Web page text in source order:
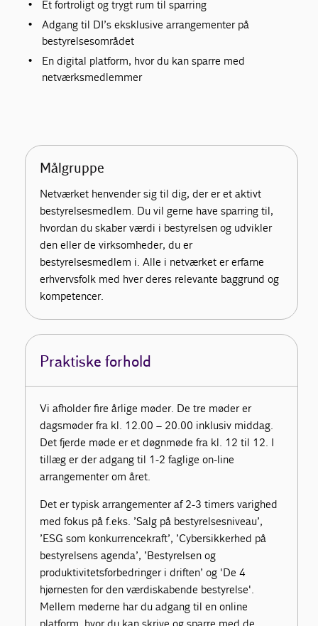
Et fortroligt og trygt rum til sparring
Adgang til DI’s eksklusive arrangementer på
bestyrelsesområdet
En digital platform, hvor du kan sparre med
netværksmedlemmer
Målgruppe
Netværket henvender sig til dig, der er et aktivt
bestyrelsesmedlem. Du vil gerne have sparring til,
hvordan du skaber værdi i bestyrelsen og udvikler
den eller de virksomheder, du er
bestyrelsesmedlem i. Alle i netværket er erfarne
erhvervsfolk med hver deres relevante baggrund og
kompetencer.
Praktiske forhold
Vi afholder fire årlige møder. De tre møder er
dagsmøder fra kl. 12.00 – 20.00 inklusiv middag.
Det fjerde møde er et døgnmøde fra kl. 12 til 12. I
tillæg er der adgang til 1-2 faglige on-line
arrangementer om året.
Det er typisk arrangementer af 2-3 timers varighed
med fokus på f.eks. ’Salg på bestyrelsesniveau’,
’ESG som konkurrencekraft’, ’Cybersikkerhed på
bestyrelsens agenda’, ’Bestyrelsen og
produktivitetsforbedringer i driften’ og 'De 4
hjørnesten for den værdiskabende bestyrelse'.
Mellem møderne har du adgang til en online
platform, hvor du kan skrive og sparre med de